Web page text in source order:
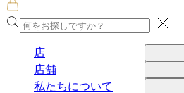
く
カ
ー
閉
店
店舗
私たちについて